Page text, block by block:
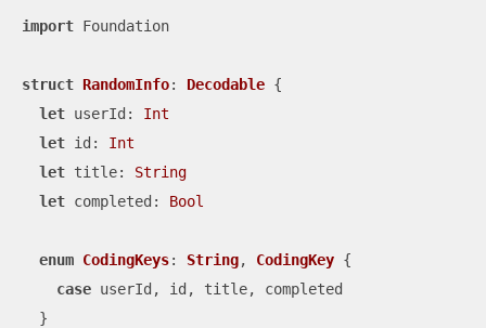
import Foundation
struct RandomInfo: Decodable {
let userId: Int
let id: Int
let title: String
let completed: Bool
enum CodingKeys: String, CodingKey {
case userId, id, title, completed
  }